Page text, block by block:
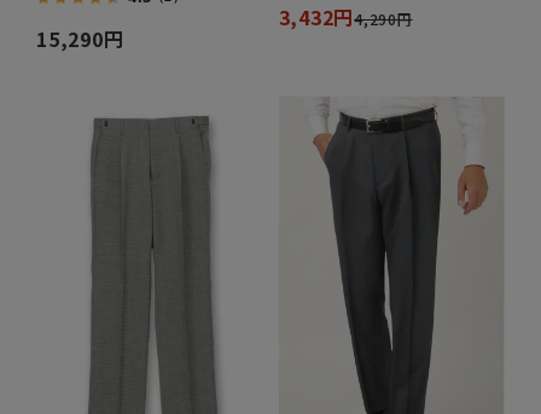
15,290円
3,432円4,290円